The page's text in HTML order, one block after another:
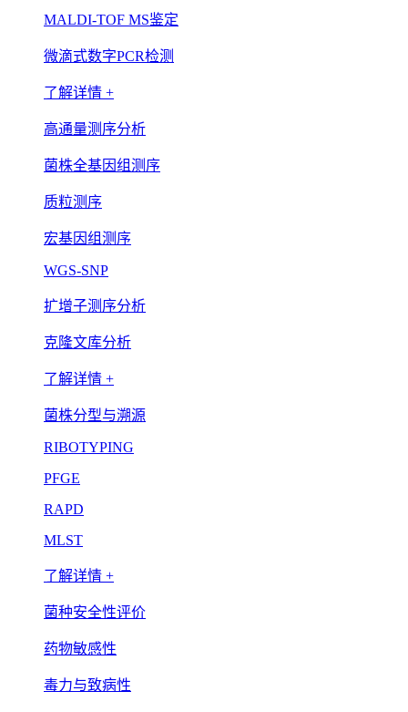
MALDI-TOF MS鉴定
微滴式数字PCR检测
了解详情 +
高通量测序分析
菌株全基因组测序
质粒测序
宏基因组测序
WGS-SNP
扩增子测序分析
克隆文库分析
了解详情 +
菌株分型与溯源
RIBOTYPING
PFGE
RAPD
MLST
了解详情 +
菌种安全性评价
药物敏感性
毒力与致病性